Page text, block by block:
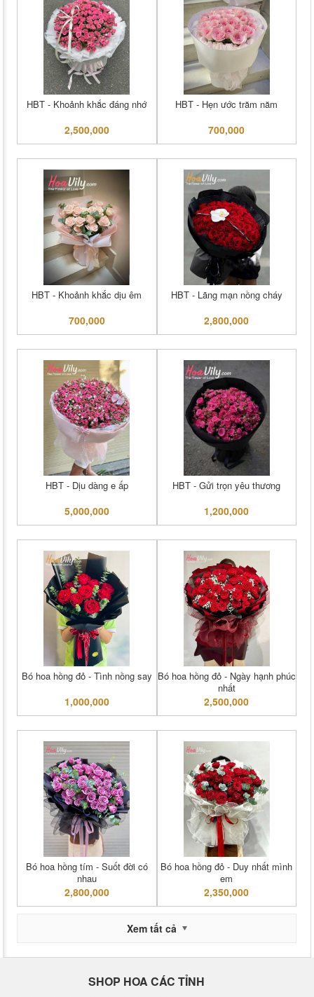
HBT - Khoảnh khắc đáng nhớ
2,500,000
HBT - Hẹn ước trăm năm
700,000
HBT - Khoảnh khắc dịu êm
700,000
HBT - Lãng mạn nồng cháy
2,800,000
HBT - Dịu dàng e ấp
5,000,000
HBT - Gửi trọn yêu thương
1,200,000
Bó hoa hồng đỏ - Tình nồng say
1,000,000
Bó hoa hồng đỏ - Ngày hạnh phúc
nhất
2,500,000
Bó hoa hồng tím - Suốt đời có
nhau
2,800,000
Bó hoa hồng đỏ - Duy nhất mình
em
2,350,000
Xem tất cả
SHOP HOA CÁC TỈNH